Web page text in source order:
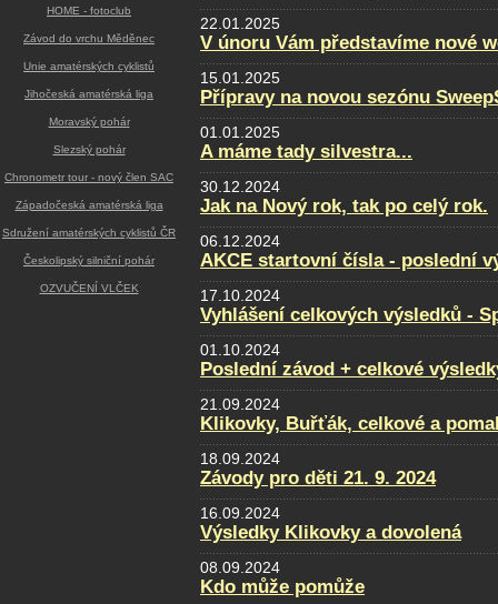
HOME - fotoclub
Závod do vrchu Měděnec
Unie amatérských cyklistů
Jihočeská amatérská liga
Moravský pohár
Slezský pohár
Chronometr tour - nový člen SAC
Západočeská amatérská liga
Sdružení amatérských cyklistů ČR
Českolipský silniční pohár
OZVUČENÍ VLČEK
22.01.2025
V únoru Vám představíme nové
15.01.2025
Přípravy na novou sezónu
01.01.2025
A máme tady silvestra...
30.12.2024
Jak na Nový rok, tak po celý rok.
06.12.2024
AKCE startovní čísla - poslední
17.10.2024
Vyhlášení celkových výsledků -
01.10.2024
Poslední závod + celkové
21.09.2024
Klikovky, Buřťák, celkové a
18.09.2024
Závody pro děti 21. 9. 2024
16.09.2024
Výsledky Klikovky a dovolená
08.09.2024
Kdo může pomůže